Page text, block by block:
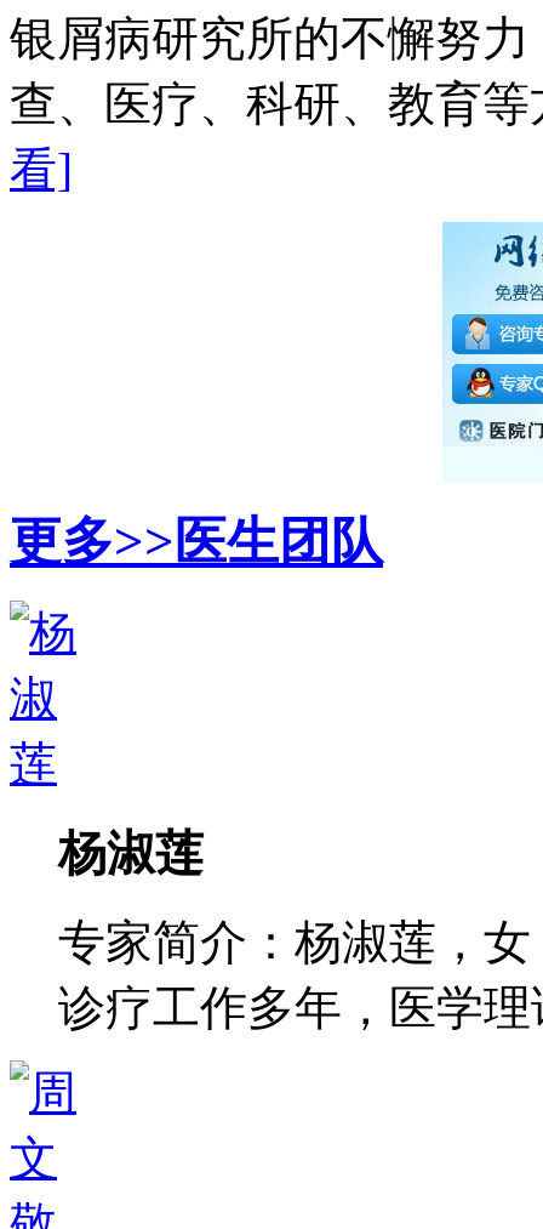
银屑病研究所的不懈努
查、医疗、科研、教育
看]
更多>>医生团队
杨淑莲
专家简介：杨淑莲，
诊疗工作多年，医学理